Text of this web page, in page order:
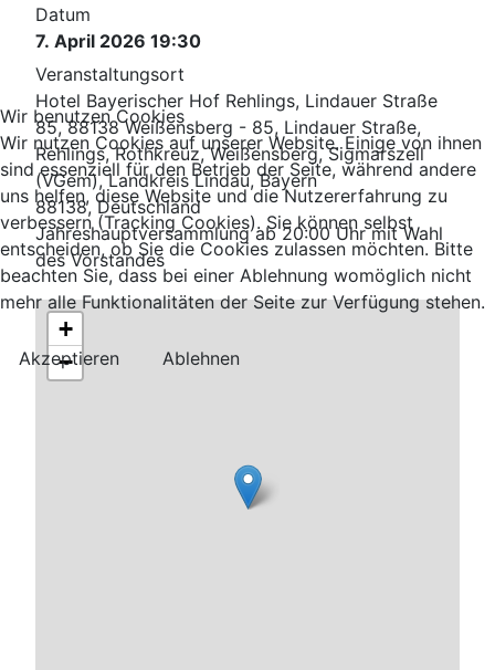
Datum
7. April 2026 19:30
Veranstaltungsort
Hotel Bayerischer Hof Rehlings, Lindauer Straße
85, 88138 Weißensberg - 85, Lindauer Straße,
Rehlings, Rothkreuz, Weißensberg, Sigmarszell
(VGem), Landkreis Lindau, Bayern
88138, Deutschland
Jahreshauptversammlung ab 20:00 Uhr mit Wahl
des Vorstandes
+
−
Wir benutzen Cookies
Wir nutzen Cookies auf unserer Website. Einige von ihnen
sind essenziell für den Betrieb der Seite, während andere
uns helfen, diese Website und die Nutzererfahrung zu
verbessern (Tracking Cookies). Sie können selbst
entscheiden, ob Sie die Cookies zulassen möchten. Bitte
beachten Sie, dass bei einer Ablehnung womöglich nicht
mehr alle Funktionalitäten der Seite zur Verfügung stehen.
Akzeptieren Ablehnen